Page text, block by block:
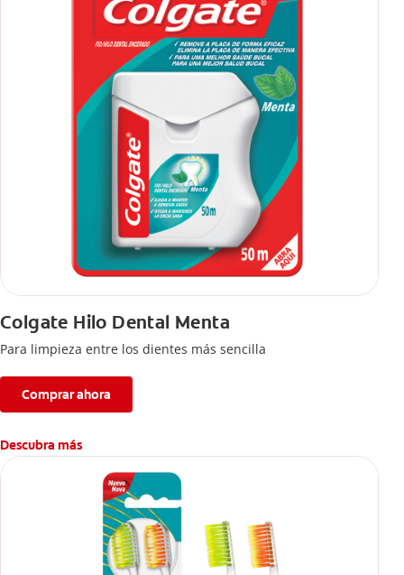
Colgate Hilo Dental Menta
Para limpieza entre los dientes más sencilla
Comprar ahora
Descubra más